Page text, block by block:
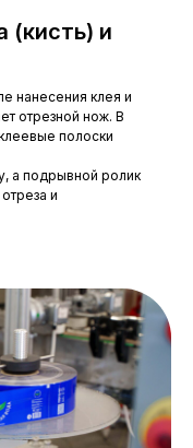
(кисть) и
нанесения клея и
отрезной нож. В
полоски
а подрывной ролик
и